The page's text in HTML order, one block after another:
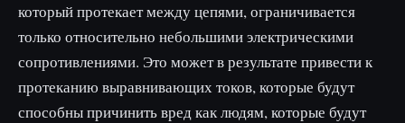
который протекает между цепями, ограничивается
только относительно небольшими электрическими
сопротивлениями. Это может в результате привести к
протеканию выравнивающих токов, которые будут
способны причинить вред как людям, которые будут